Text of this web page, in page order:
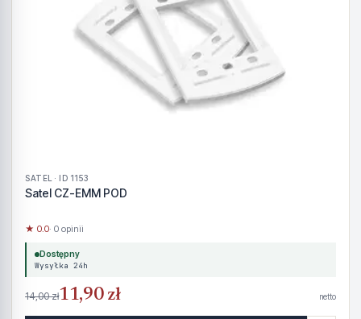
SATEL · ID 1153
Satel CZ-EMM POD
★ 0.0· 0 opinii
Dostępny
Wysyłka 24h
14,00 zł11,90 zł netto